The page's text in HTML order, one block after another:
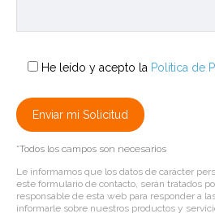
He leído y acepto la Política de
*Todos los campos son necesarios
Le informamos que los datos de carácter
este formulario de contacto, serán tratados
responsable de esta web para responder a
informarle sobre nuestros productos y